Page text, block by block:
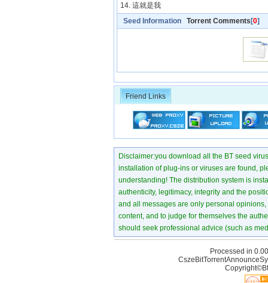
14. 這就是我
Seed Information Torrent Comments [0]
Friend Links
Disclaimer:you download all the BT seed
installation of plug-ins or viruses are found,
understanding! The distribution system is
authenticity, legitimacy, integrity and the
and all messages are only personal
content, and to judge for themselves the
should seek professional advice (such as
Processed in